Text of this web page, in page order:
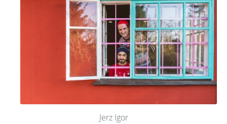
Jerz Igor